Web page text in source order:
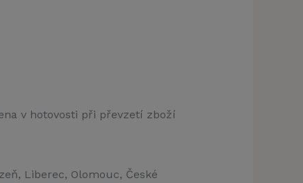
v hotovosti při převzetí zboží
Liberec, Olomouc, České